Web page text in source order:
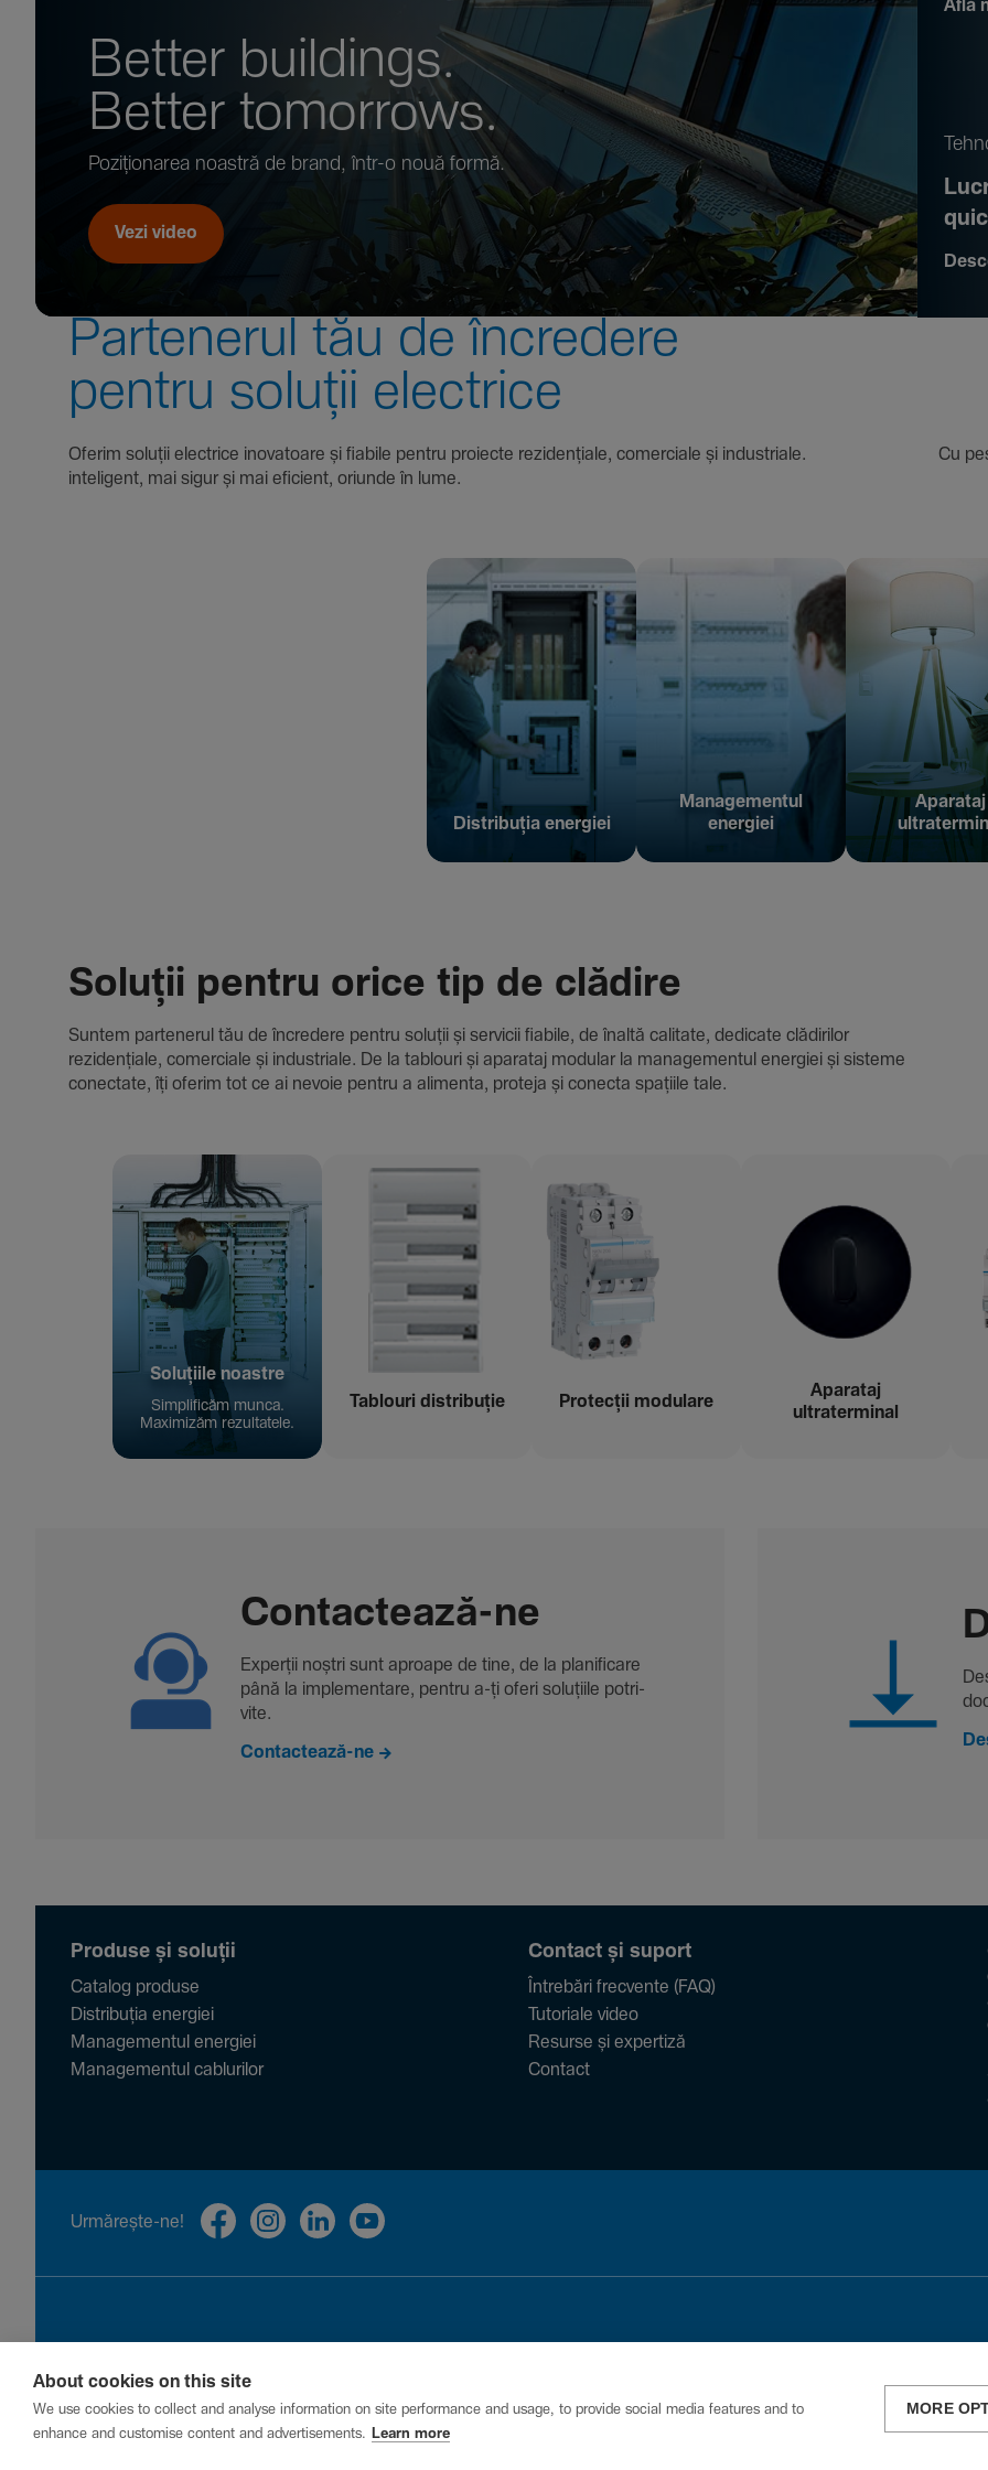
Better buil­dings.
Better tomor­rows.
Pozi­țio­narea noastră de brand, într-o nouă formă.
Vezi video
Află
Parte­nerul tău de încre­dere
pentru soluții electrice
Oferim soluții electrice inova­toare și fiabile pentru proiecte rezi­den­țiale, comer­ciale și indus­triale. Cu peste
inte­li­gent, mai sigur și mai eficient, oriunde în lume.
Distribuția energiei
Managementul
energiei
Aparataj
Soluții pentru orice tip de clădire
Suntem parte­nerul tău de încre­dere pentru soluții și servicii fiabile, de înaltă cali­tate, dedi­cate clădi­rilor
rezi­den­țiale, comer­ciale și indus­triale. De la tablouri și aparataj modular la managementul energiei și sisteme
conec­tate, îți oferim tot ce ai nevoie pentru a alimenta, proteja și conecta spațiile tale.
Solu­țiile noastre
Simpli­ficăm munca.
Maxi­mizăm rezul­ta­tele.
Tablouri distribuție Protecții modu­lare
Aparataj
ultraterminal
Contac­tează-ne
Experții noștri sunt aproape de tine, de la plani­fi­care
până la imple­men­tare, pentru a-ți oferi solu­țiile potri­
vite.
Contactează-ne
Produse și soluții
Catalog produse
Distribuția energiei
Managementul energiei
Managementul cablurilor
Contact și suport
Întrebări frecvente (FAQ)
Tutoriale video
Resurse și expertiză
Contact
Urmă­rește-ne!
Privacy Cookies
About cookies on this site
We use cookies to collect and analyse information on site performance and usage, to provide social media features and to
enhance and customise content and advertisements.
Learn more
MORE